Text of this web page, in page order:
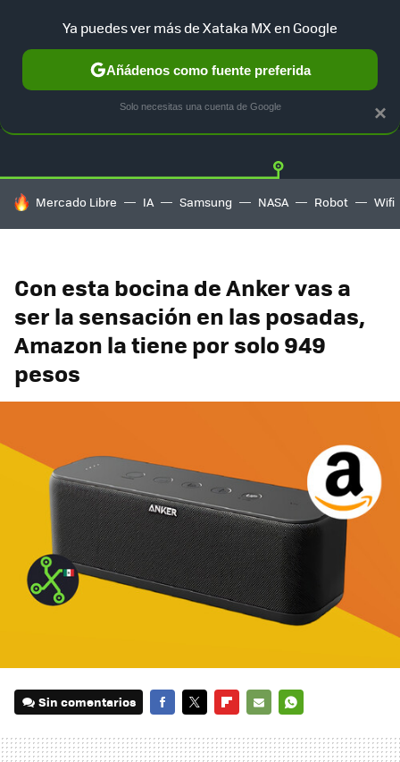
GUÍA DE COMPRAS MERCADO LIBRE
HOY SE HABLA DE
Mercado Libre IA Samsung NASA Robot Wifi
Con esta bocina de Anker vas a
ser la sensación en las posadas,
Amazon la tiene por solo 949
pesos
Sin comentarios
MAIL
×
Ya puedes ver más de Xataka MX en Google
Añádenos como fuente preferida
Solo necesitas una cuenta de Google